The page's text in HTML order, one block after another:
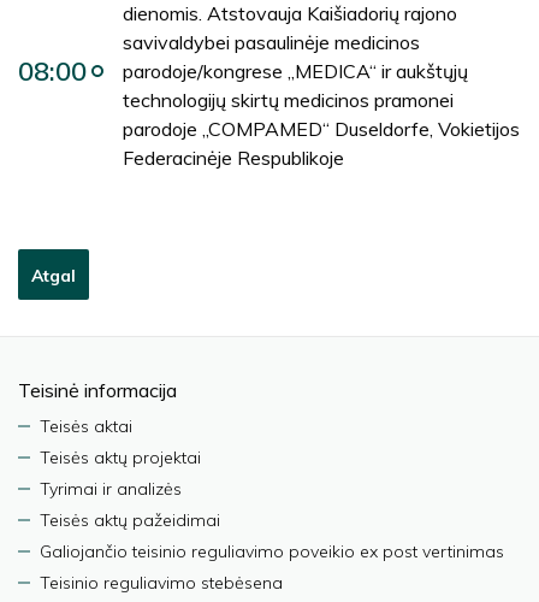
08:00
dienomis. Atstovauja Kaišiadorių rajono
savivaldybei pasaulinėje medicinos
parodoje/kongrese „MEDICA“ ir aukštųjų
technologijų skirtų medicinos pramonei
parodoje „COMPAMED“ Duseldorfe, Vokietijos
Federacinėje Respublikoje
Atgal
Teisinė informacija
Teisės aktai
Teisės aktų projektai
Tyrimai ir analizės
Teisės aktų pažeidimai
Galiojančio teisinio reguliavimo poveikio ex post vertinimas
Teisinio reguliavimo stebėsena